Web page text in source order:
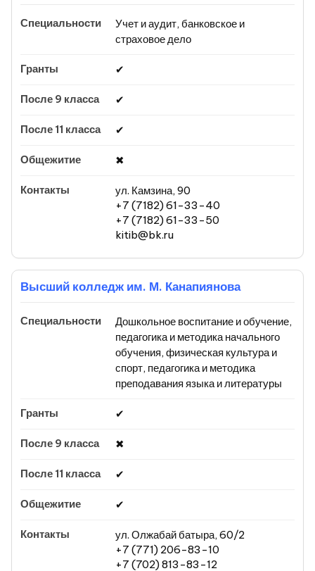
Учет и аудит, банковское и
страховое дело
✔
✔
✔
✖
ул. Камзина, 90
+7 (7182) 61-33-40
+7 (7182) 61-33-50
kitib@bk.ru
Высший колледж им. М. Канапиянова
Дошкольное воспитание и обучение,
педагогика и методика начального
обучения, физическая культура и
спорт, педагогика и методика
преподавания языка и литературы
✔
✖
✔
✔
ул. Олжабай батыра, 60/2
+7 (771) 206-83-10
+7 (702) 813-83-12